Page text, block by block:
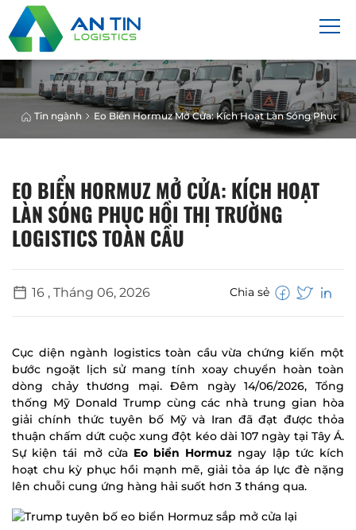
Tin ngành Eo Biển Hormuz Mở Cửa: Kích Hoạt Làn Sóng Phục
EO BIỂN HORMUZ MỞ CỬA: KÍCH HOẠT
LÀN SÓNG PHỤC HỒI THỊ TRƯỜNG
LOGISTICS TOÀN CẦU
16 , Tháng 06, 2026 Chia sẻ
Cục diện ngành logistics toàn cầu vừa chứng kiến một
bước ngoặt lịch sử mang tính xoay chuyển hoàn toàn
dòng chảy thương mại. Đêm ngày 14/06/2026, Tổng
thống Mỹ Donald Trump cùng các nhà trung gian hòa
giải chính thức tuyên bố Mỹ và Iran đã đạt được thỏa
thuận chấm dứt cuộc xung đột kéo dài 107 ngày tại Tây Á.
Sự kiện tái mở cửa Eo biển Hormuz ngay lập tức kích
hoạt chu kỳ phục hồi mạnh mẽ, giải tỏa áp lực đè nặng
lên chuỗi cung ứng hàng hải suốt hơn 3 tháng qua.